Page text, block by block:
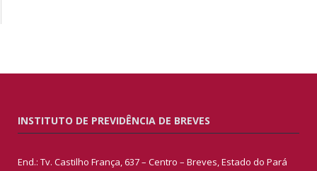
INSTITUTO DE PREVIDÊNCIA DE BREVES
End.: Tv. Castilho França, 637 – Centro – Breves, Estado do Pará